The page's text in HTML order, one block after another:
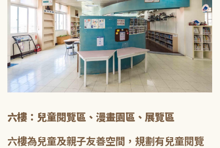
六樓：兒童閱覽區、漫畫園區、展覽區
六樓為兒童及親子友善空間，規劃有兒童閱覽